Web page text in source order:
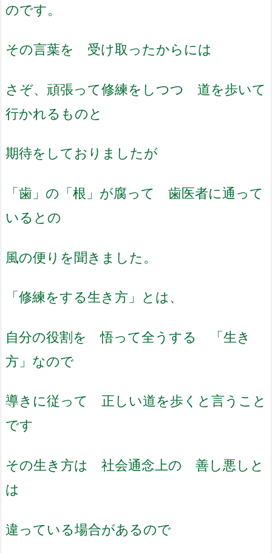
のです。
その言葉を 受け取ったからには
さぞ、頑張って修練をしつつ 道を歩いて
行かれるものと
期待をしておりましたが
「歯」の「根」が腐って 歯医者に通って
いるとの
風の便りを聞きました。
「修練をする生き方」とは、
自分の役割を 悟って全うする 「生き
方」なので
導きに従って 正しい道を歩くと言うこと
です
その生き方は 社会通念上の 善し悪しと
は
違っている場合があるので